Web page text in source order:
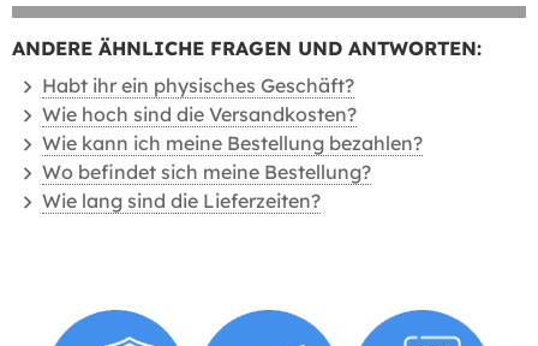
ANDERE ÄHNLICHE FRAGEN UND ANTWORTEN:
Habt ihr ein physisches Geschäft?
Wie hoch sind die Versandkosten?
Wie kann ich meine Bestellung bezahlen?
Wo befindet sich meine Bestellung?
Wie lang sind die Lieferzeiten?